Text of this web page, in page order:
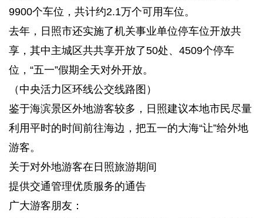
9900个车位，共计约2.1万个可用车位。
去年，日照市还实施了机关事业单位停车位开放共
享，其中主城区共共享开放了50处、4509个停车
位，“五一”假期全天对外开放。
（中央活力区环线公交线路图）
鉴于海滨景区外地游客较多，日照建议本地市民尽量
利用平时的时间前往海边，把五一的大海“让”给外地
游客。
关于对外地游客在日照旅游期间
提供交通管理优质服务的通告
广大游客朋友：